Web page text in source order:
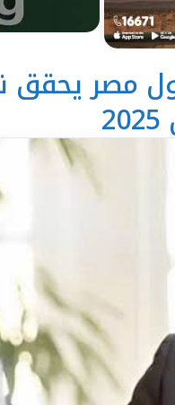
الأول مصر